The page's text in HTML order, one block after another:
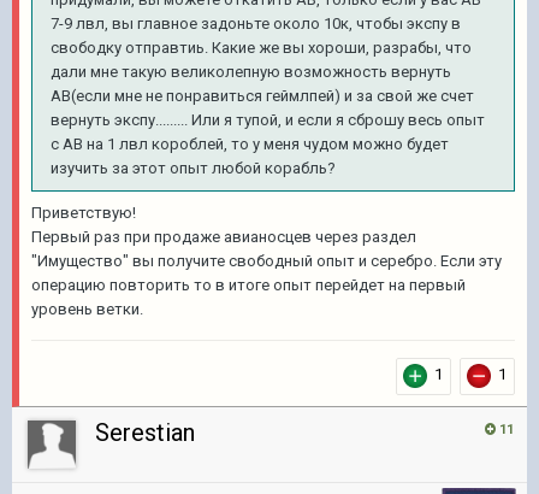
7-9 лвл, вы главное задоньте около 10к, чтобы экспу в
свободку отправтиь. Какие же вы хороши, разрабы, что
дали мне такую великолепную возможность вернуть
АВ(если мне не понравиться геймлпей) и за свой же счет
вернуть экспу......... Или я тупой, и если я сброшу весь опыт
с АВ на 1 лвл короблей, то у меня чудом можно будет
изучить за этот опыт любой корабль?
Приветствую!
Первый раз при продаже авианосцев через раздел
"Имущество" вы получите свободный опыт и серебро. Если эту
операцию повторить то в итоге опыт перейдет на первый
уровень ветки.
1 1
11
Serestian